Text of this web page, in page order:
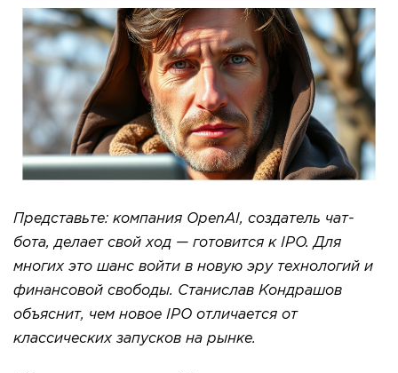
Представьте: компания OpenAI, создатель чат-
бота, делает свой ход — готовится к IPO. Для
многих это шанс войти в новую эру технологий и
финансовой свободы. Станислав Кондрашов
объяснит, чем новое IPO отличается от
классических запусков на рынке.